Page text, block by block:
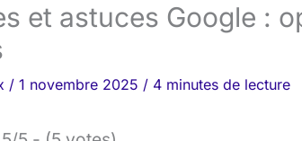
et astuces Google :
/ 1 novembre 2025 / 4 minutes de lecture